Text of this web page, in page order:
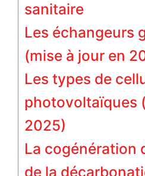
sanitaire
Les échangeurs
(mise à jour en
Les types de
photovoltaïques
2025)
La cogénération
de la